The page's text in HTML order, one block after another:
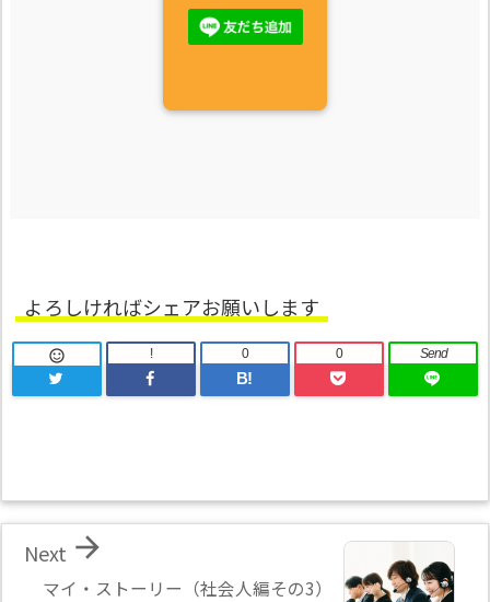
よろしければシェアお願いします
 !
B!
0 0 Send
マイ・ストーリー（社会人編その3）

Next